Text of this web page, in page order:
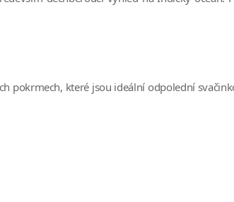
pokrmech, které jsou ideální odpolední